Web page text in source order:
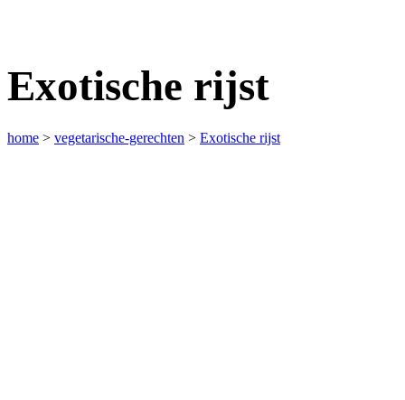
Exotische rijst
home > vegetarische-gerechten > Exotische rijst